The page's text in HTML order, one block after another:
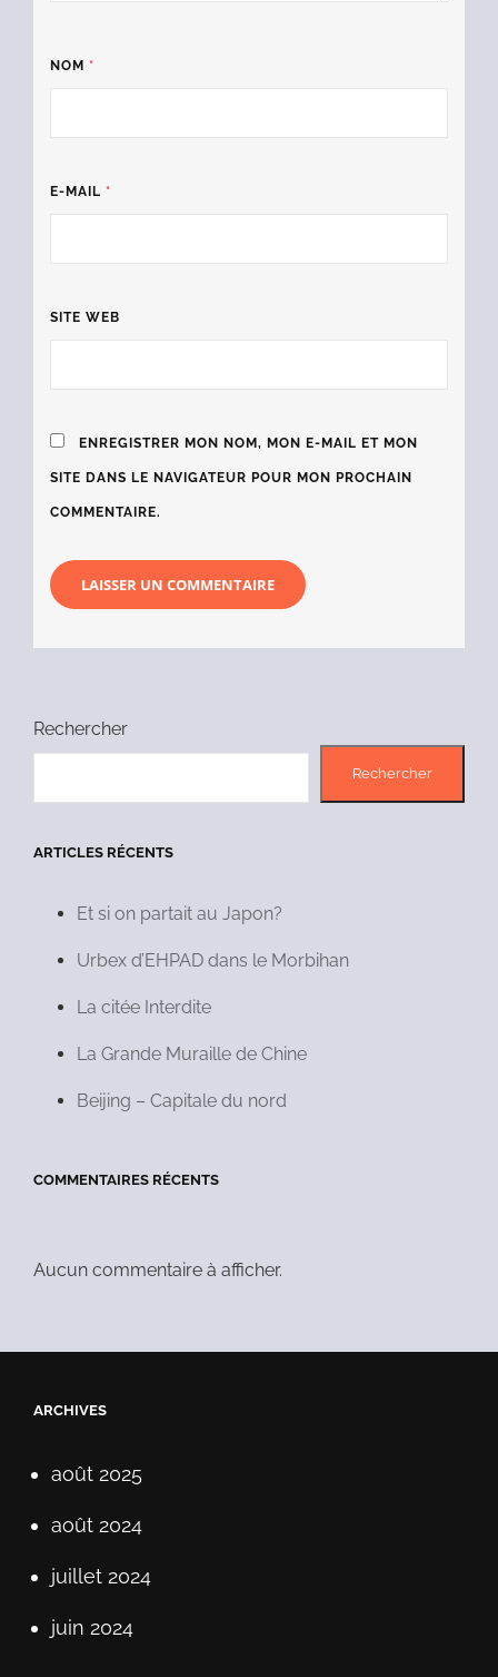
NOM *
E-MAIL *
SITE WEB
ENREGISTRER MON NOM, MON E-MAIL ET MON
SITE DANS LE NAVIGATEUR POUR MON PROCHAIN
COMMENTAIRE.
Rechercher
Rechercher
ARTICLES RÉCENTS
Et si on partait au Japon?
Urbex d’EHPAD dans le Morbihan
La citée Interdite
La Grande Muraille de Chine
Beijing – Capitale du nord
COMMENTAIRES RÉCENTS
Aucun commentaire à afficher.
ARCHIVES
août 2025
août 2024
juillet 2024
juin 2024